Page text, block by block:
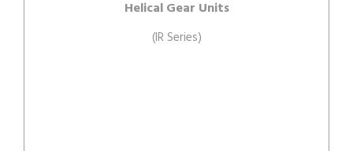
Helical Gear Units
(IR Series)